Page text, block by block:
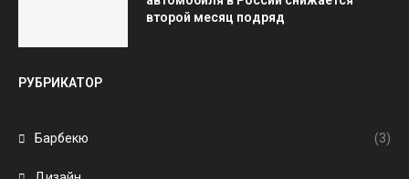
второй месяц подряд
РУБРИКАТОР
Барбекю (3)